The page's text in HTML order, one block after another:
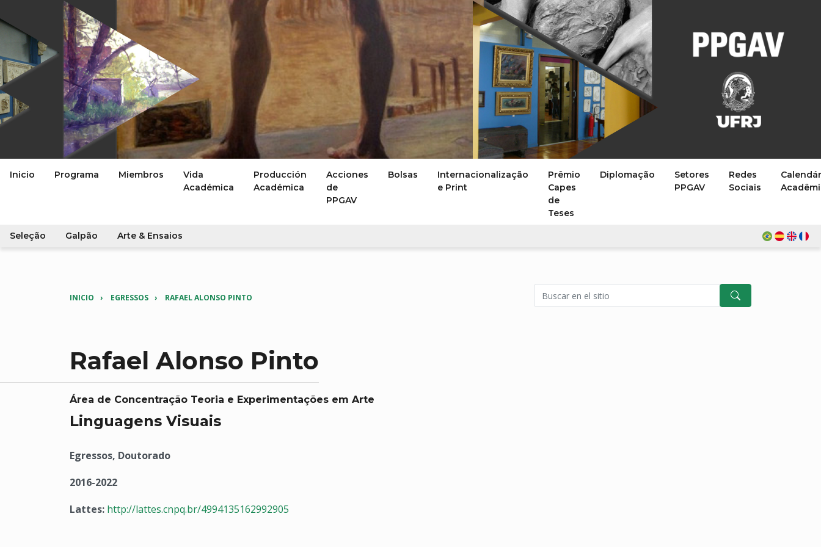
Inicio Programa Miembros
Vida
Académica
Producción
Académica
Acciones
de
PPGAV
Bolsas
Internacionalização
e Print
Prêmio
Capes
de
Teses
Diplomação
Setores
PPGAV
Redes
Sociais
Seleção Galpão Arte & Ensaios
INICIO EGRESSOS RAFAEL ALONSO PINTO
Rafael Alonso Pinto
Área de Concentração Teoria e Experimentações em Arte
Linguagens Visuais
Egressos, Doutorado
2016-2022
Lattes: http://lattes.cnpq.br/4994135162992905